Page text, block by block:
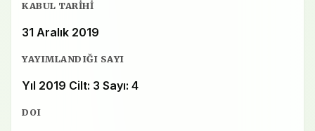
KABUL TARIHI
31 Aralık 2019
YAYIMLANDIĞI SAYI
Yıl 2019 Cilt: 3 Sayı: 4
DOI